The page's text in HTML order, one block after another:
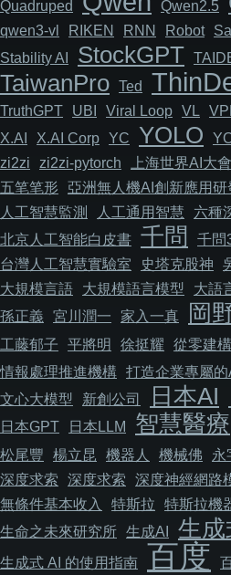
Quadruped
Qwen2.5
qwen3-vl
RIKEN RNN Robot
Stability AI
StockGPT
TaiwanPro Ted
TruthGPT
UBI Viral Loop VL
X.AI
X.AI Corp YC YOLO
zi2zi
zi2zi-pytorch 上海世界AI大會
五笔笔形
亞洲無人機AI創新應用研
人工智慧監測
人工通用智慧
六種
北京人工智能白皮書 千問 千問
台灣人工智慧實驗室
史塔克股神
大規模言語
大規模語言模型 大語
孫正義
宮川潤一 家入一真 岡
工藤郁子
平將明 徐挺耀 從零建
情報處理推進機構 打造企業專屬的
文心大模型
新創公司 日本AI
日本GPT 日本LLM 智慧醫療
松尾豐
楊立昆 機器人 機械佛 永
深度求索 深度求索 深度神經網路
無條件基本收入
特斯拉 特斯拉機
生命之未來研究所 生成AI 生成
生成式 AI 的使用指南 百度